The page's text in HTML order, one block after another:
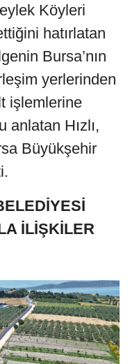
Köyleri
hatırlatan
Bursa’nın
yerlerinden
işlemlerine
anlatan Hızlı,
Büyükşehir
İLİŞKİLER